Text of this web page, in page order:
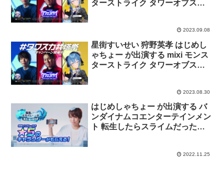
ターストライク タワーオブスカ
「※NG集※ 堅実派チャレンジ も
う一回」篇
2023.09.08
星街すいせい 狩野英孝 はじめし
ゃちょー が出演する mixi モンス
ターストライク タワーオブスカ
と」篇「速攻派 リスクを恐れず
より高く」篇
2023.08.30
はじめしゃちょー が出演する バ
ンダイナムコエンターテインメン
ト 転生したらスライムだった件
2022.11.25